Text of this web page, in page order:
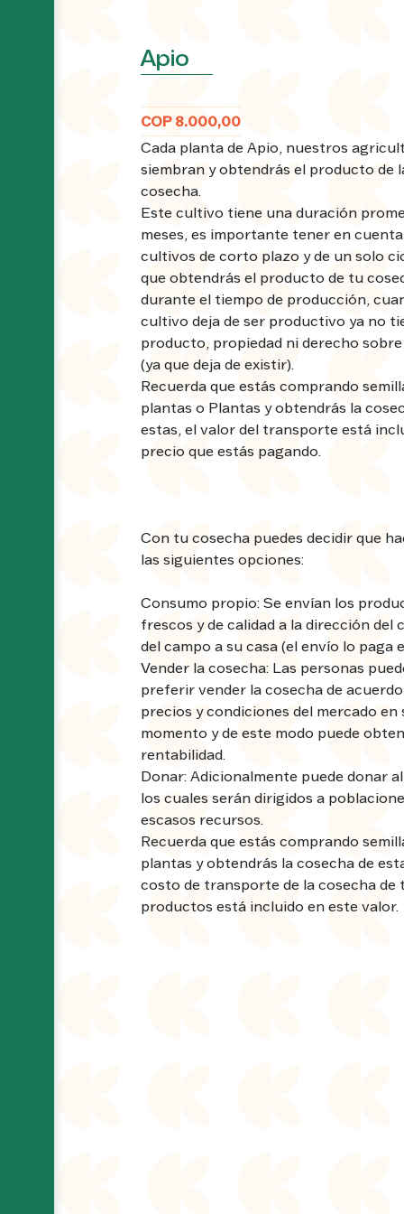
Apio
COP 8.000,00
Cada planta de Apio, nuestros
siembran y obtendrás el producto de
cosecha.
Este cultivo tiene una duración
meses, es importante tener en
cultivos de corto plazo y de un solo
que obtendrás el producto de tu
durante el tiempo de producción,
cultivo deja de ser productivo ya no
producto, propiedad ni derecho
(ya que deja de existir).
Recuerda que estás comprando
plantas o Plantas y obtendrás la
estas, el valor del transporte está
precio que estás pagando.
Con tu cosecha puedes decidir que
las siguientes opciones:
Consumo propio: Se envían los
frescos y de calidad a la dirección del
del campo a su casa (el envío lo paga
Vender la cosecha: Las personas
preferir vender la cosecha de
precios y condiciones del mercado en
momento y de este modo puede
rentabilidad.
Donar: Adicionalmente puede donar
los cuales serán dirigidos a
escasos recursos.
Recuerda que estás comprando
plantas y obtendrás la cosecha de
costo de transporte de la cosecha de
productos está incluido en este valor.